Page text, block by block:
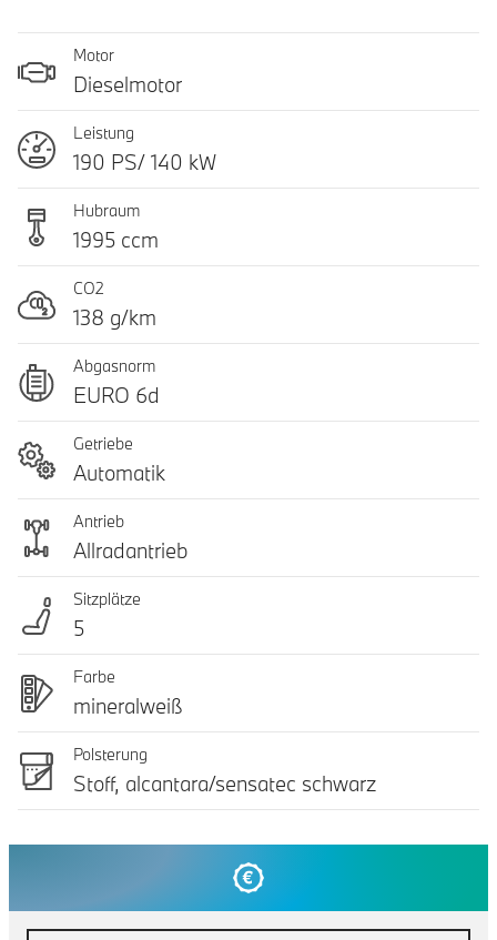
Motor
Dieselmotor
Leistung
190 PS/ 140 kW
Hubraum
1995 ccm
CO2
138 g/km
Abgasnorm
EURO 6d
Getriebe
Automatik
Antrieb
Allradantrieb
Sitzplätze
5
Farbe
mineralweiß
Polsterung
Stoff, alcantara/sensatec schwarz